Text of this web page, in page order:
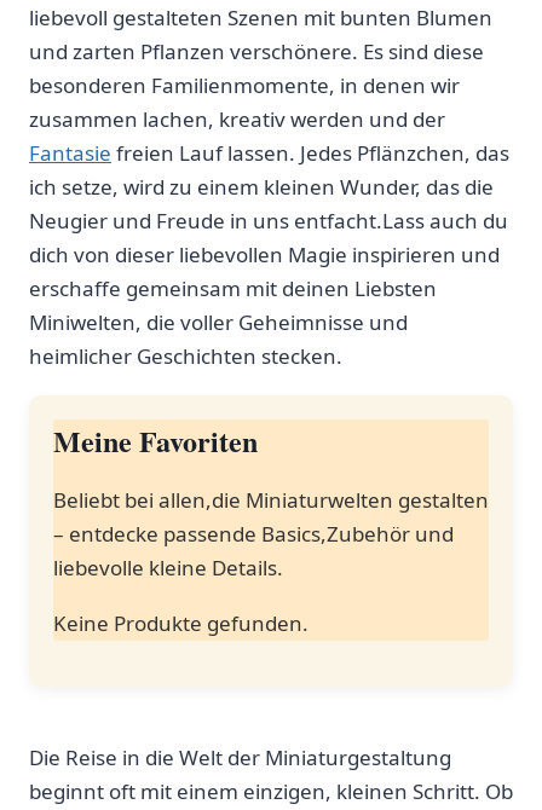
liebevoll gestalteten Szenen mit bunten‍ Blumen
und zarten⁣ Pflanzen verschönere. Es sind diese
besonderen Familienmomente, in‌ denen wir
zusammen⁢ lachen,⁣ kreativ⁣ werden und der
Fantasie freien Lauf lassen. Jedes Pflänzchen, das
ich⁤ setze, wird zu einem‌ kleinen Wunder, das die
Neugier und Freude‍ in uns entfacht.Lass auch ⁣du
dich ‍von dieser liebevollen Magie ‌inspirieren und
erschaffe gemeinsam ‍mit deinen Liebsten‌
Miniwelten, die voller Geheimnisse und
heimlicher Geschichten ⁢stecken.
Meine Favoriten
Beliebt ​bei allen,die ​Miniaturwelten gestalten‌
– ⁤entdecke‍ passende‌ Basics,Zubehör ⁣und
liebevolle kleine Details.
Keine Produkte gefunden.
Die Reise​ in die​ Welt der Miniaturgestaltung
beginnt oft mit einem einzigen,⁤ kleinen Schritt. ⁢Ob